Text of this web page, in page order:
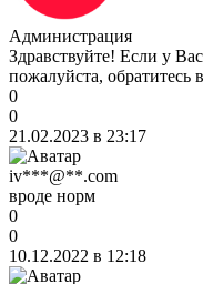
Администрация
Здравствуйте! Если у
пожалуйста,
0
0
21.02.2023 в 23:17
iv***@**.com
вроде норм
0
0
10.12.2022 в 12:18